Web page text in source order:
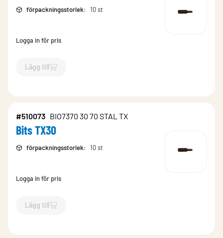
förpackningsstorlek: 10 st
Logga in för pris
Lägg till
`$Lägg till
#510073 BIO7370 30 70 STAL TX
Bits TX30
förpackningsstorlek: 10 st
Logga in för pris
Lägg till
`$Lägg till